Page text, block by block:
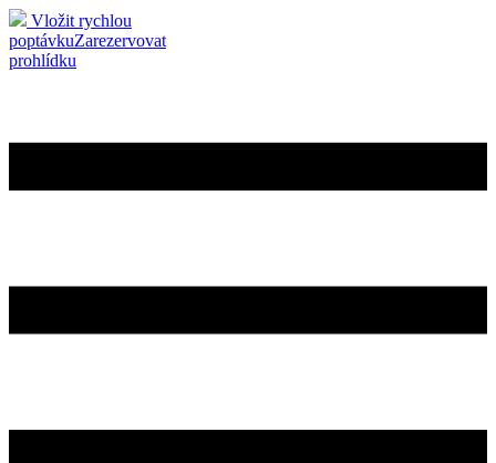
Vložit rychlou
poptávkuZarezervovat
prohlídku